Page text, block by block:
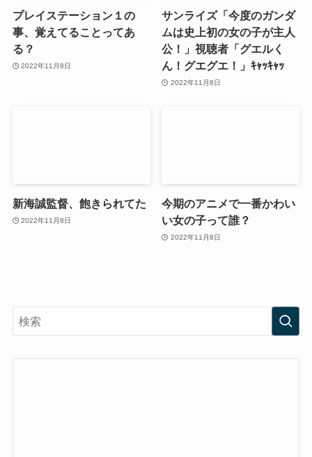
プレイステーション１の
事、覚えてることってあ
る？
2022年11月8日
サンライズ「今度のガンダ
ムは史上初の女の子が主人
公！」視聴者「グエルく
ん！グエグエ！」ｷｬｯｷｬｯ
2022年11月8日
新海誠監督、飽きられてた
2022年11月8日
今期のアニメで一番かわい
い女の子って誰？
2022年11月8日